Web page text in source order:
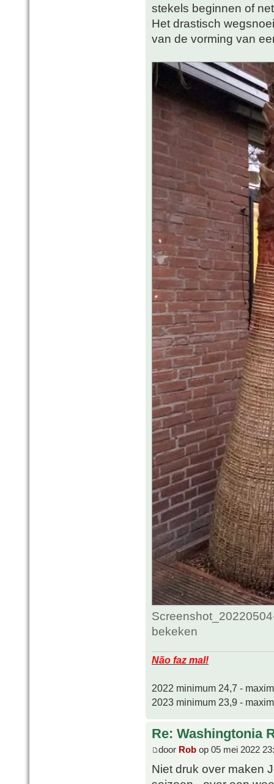
stekels beginnen of
Het drastisch
van de vorming van
bekeken
Não faz mal!
2022 minimum 24,7 -
2023 minimum 23,9 -
Re: Washingtonia
door Rob op 05 mei 2022
Niet druk over maken